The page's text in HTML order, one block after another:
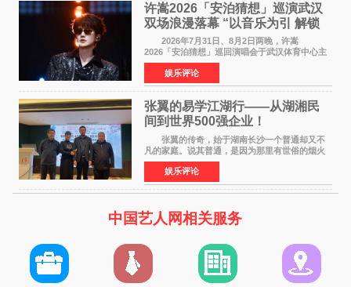
许嵩2026「安泊猜想」巡演武汉
双场浪漫落幕 “以音乐为引 解锁
江城记忆”
2026年7月31日、8月2日两晚，许嵩
2026「安泊猜想」巡回演唱会于武汉体育中心主
体育场盛大开唱。许嵩与数万歌迷在此相聚，从
浪漫惬意的舞台设计到充满诚意与惊喜的现场互
动，共同开启了一场关于
娱乐评论
张翼的易学江湖行——从湖湘民
间到世界500强企业！
张翼的传奇，始于湖南长沙一个普通却又不
凡的家庭。说其普通，是因为那里有世俗的烟火
气；说其不凡，是因为家中有一位洞悉天地玄机
的长者——他的爷爷。作为当地的风水师，爷爷
是张翼走进易学
娱乐评论
中国艺人网相关服务